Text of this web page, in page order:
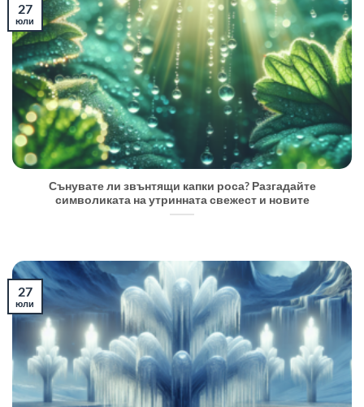
Сънувате ли звънтящи капки роса? Разгадайте
символиката на утринната свежест и новите
27
юли
27
юли